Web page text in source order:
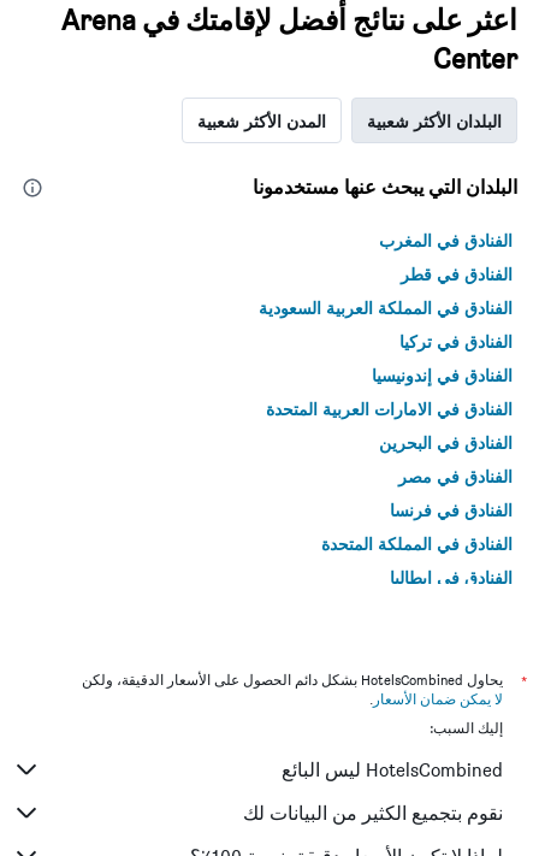
اعثر على نتائج أفضل لإقامتك في Arena
Center
البلدان الأكثر شعبية المدن الأكثر شعبية
البلدان التي يبحث عنها مستخدمونا
الفنادق في المغرب
الفنادق في قطر
الفنادق في المملكة العربية السعودية
الفنادق في تركيا
الفنادق في إندونيسيا
الفنادق في الامارات العربية المتحدة
الفنادق في البحرين
الفنادق في مصر
الفنادق في فرنسا
الفنادق في المملكة المتحدة
الفنادق في إيطاليا
*
يحاول HotelsCombined بشكل دائم الحصول على الأسعار الدقيقة، ولكن
لا يمكن ضمان الأسعار .
إليك السبب:
HotelsCombined ليس البائع
نقوم بتجميع الكثير من البيانات لك